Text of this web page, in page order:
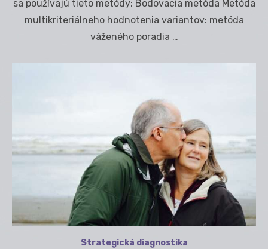
sa používajú tieto metódy: Bodovacia metóda Metóda
multikriteriálneho hodnotenia variantov: metóda
váženého poradia …
Strategická diagnostika